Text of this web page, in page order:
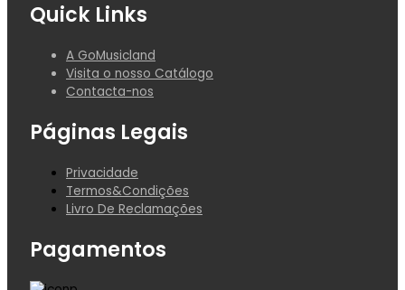
Quick Links
A GoMusicland
Visita o nosso Catálogo
Contacta-nos
Páginas Legais
Privacidade
Termos&Condições
Livro De Reclamações
Pagamentos